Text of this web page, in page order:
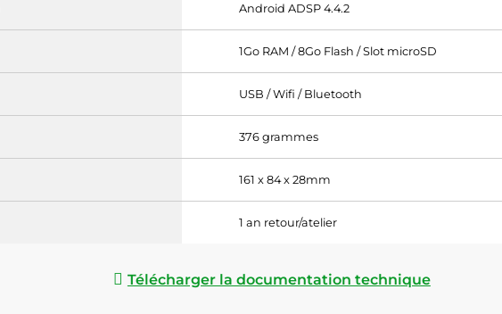
Android ADSP 4.4.2
1Go RAM / 8Go Flash / Slot microSD
USB / Wifi / Bluetooth
376 grammes
161 x 84 x 28mm
1 an retour/atelier
Télécharger la documentation technique